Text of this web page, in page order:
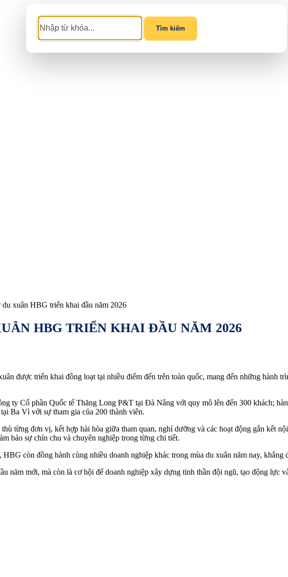
Tìm kiếm
du xuân HBG triển khai đầu năm 2026
HBG TRIỂN KHAI ĐẦU NĂM 2026
được triển khai đồng loạt tại nhiều điểm đến trên toàn quốc, mang đến những hành
ty Cổ phần Quốc tế Thăng Long P&T tại Đà Nẵng với quy mô lên đến 300 khách;
Ba Vì với sự tham gia của 200 thành viên.
từng đơn vị, kết hợp hài hòa giữa tham quan, nghỉ dưỡng và các hoạt động gắn kết
bảo sự chỉn chu và chuyên nghiệp trong từng chi tiết.
còn đồng hành cùng nhiều doanh nghiệp khác trong mùa du xuân năm nay,
năm mới, mà còn là cơ hội để doanh nghiệp xây dựng tinh thần đội ngũ, tạo động lực